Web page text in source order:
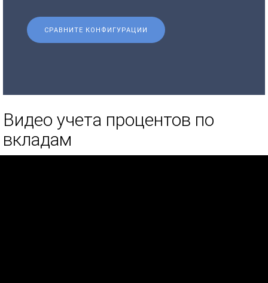
СРАВНИТЕ КОНФИГУРАЦИИ
Видео учета процентов по
вкладам